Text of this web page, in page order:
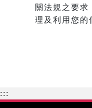
關法規之要求
理及利用您的
:::